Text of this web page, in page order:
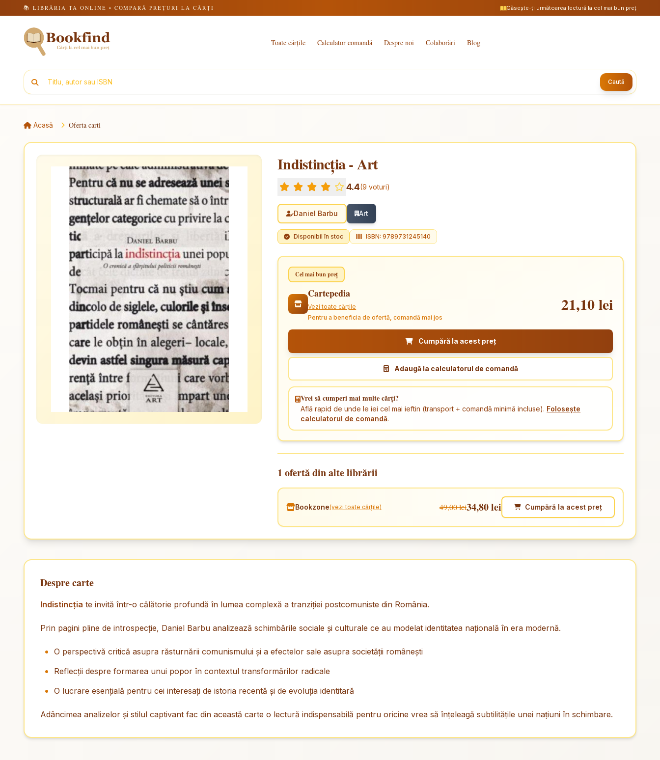
📚 LIBRĂRIA TA ONLINE • COMPARĂ PREȚURI LA CĂRȚI Găsește-ți următoarea lectură la cel mai bun preț
Toate cărțile Calculator comandă Despre noi Colaborări Blog
Caută
Acasă Oferta carti
Indistincţia - Art
4.4(9 voturi)
Daniel Barbu Art
Disponibil în stoc ISBN: 9789731245140
Cel mai bun preț
Cartepedia
Vezi toate cărțile
Pentru a beneficia de ofertă, comandă mai jos
21,10 lei
Cumpără la acest preț
Adaugă la calculatorul de comandă
Vrei să cumperi mai multe cărți?
Află rapid de unde le iei cel mai ieftin (transport + comandă minimă incluse). Folosește
calculatorul de comandă.
1 ofertă din alte librării
Bookzone(vezi toate cărțile) 49,00 lei34,80 lei Cumpără la acest preț
Despre carte
Indistincţia te invită într-o călătorie profundă în lumea complexă a tranziţiei postcomuniste din România.
Prin pagini pline de introspecţie, Daniel Barbu analizează schimbările sociale şi culturale ce au modelat identitatea naţională în era modernă.
O perspectivă critică asupra răsturnării comunismului şi a efectelor sale asupra societăţii româneşti
Reflecţii despre formarea unui popor în contextul transformărilor radicale
O lucrare esenţială pentru cei interesaţi de istoria recentă şi de evoluţia identitară
Adâncimea analizelor şi stilul captivant fac din această carte o lectură indispensabilă pentru oricine vrea să înţeleagă subtilităţile unei naţiuni în schimbare.